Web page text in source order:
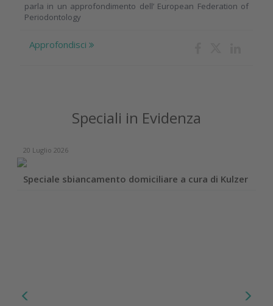
parla in un approfondimento dell’ European Federation of
Periodontology
Approfondisci
Speciali in Evidenza
20 Luglio 2026
Speciale sbiancamento domiciliare a cura di Kulzer